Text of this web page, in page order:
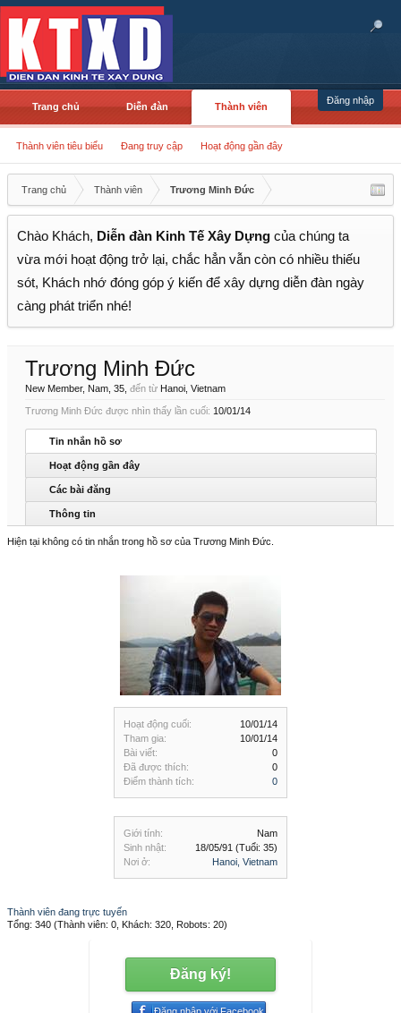
Đăng nhập
Trang chủ Diễn đàn Thành viên
Thành viên tiêu biểu Đang truy cập Hoạt động gần đây
Trang chủ Thành viên Trương Minh Đức
Chào Khách, Diễn đàn Kinh Tế Xây Dựng của chúng ta
vừa mới hoạt động trở lại, chắc hẳn vẫn còn có nhiều thiếu
sót, Khách nhớ đóng góp ý kiến để xây dựng diễn đàn ngày
càng phát triển nhé!
Hoạt động cuối:
10/01/14
Tham gia:
10/01/14
Bài viết:
0
Đã được thích:
0
Điểm thành tích:
0
Giới tính:
Nam
Sinh nhật:
18/05/91 (Tuổi: 35)
Nơi ở:
Hanoi, Vietnam
Trương Minh Đức
New Member, Nam, 35, đến từ Hanoi, Vietnam
Trương Minh Đức được nhìn thấy lần cuối: 10/01/14
Tin nhắn hồ sơ
Hoạt động gần đây
Các bài đăng
Thông tin
Hiện tại không có tin nhắn trong hồ sơ của Trương Minh Đức.
Thành viên đang trực tuyến
Tổng: 340 (Thành viên: 0, Khách: 320, Robots: 20)
Đăng ký!